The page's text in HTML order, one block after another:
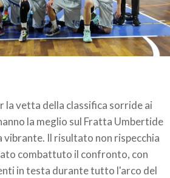
la vetta della classifica sorride ai
la meglio sul Fratta Umbertide
vibrante. Il risultato non rispecchia
combattuto il confronto, con
in testa durante tutto l'arco del